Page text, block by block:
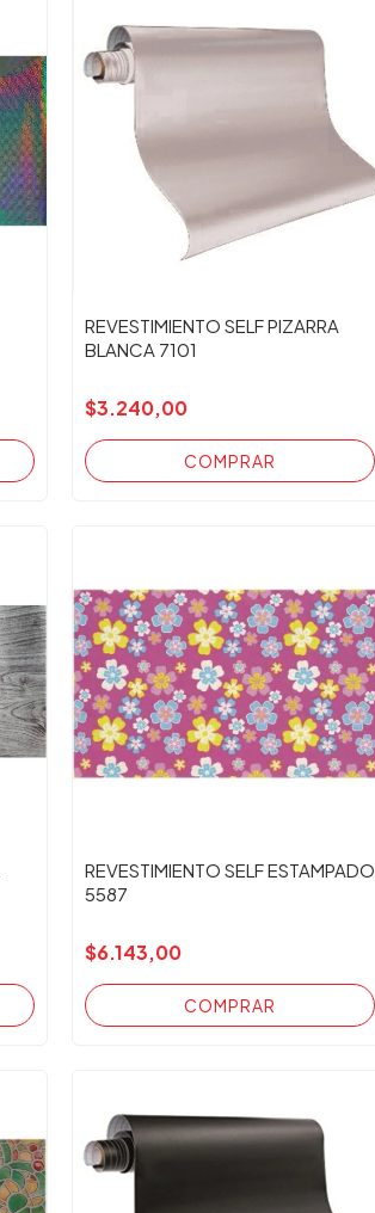
REVESTIMIENTO SELF PIZARRA
BLANCA 7101
$3.240,00
REVESTIMIENTO SELF ESTAMPADO
5587
$6.143,00